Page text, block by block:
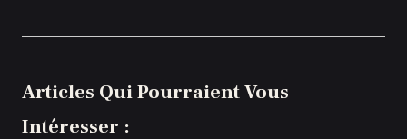
Articles Qui Pourraient Vous
Intéresser :